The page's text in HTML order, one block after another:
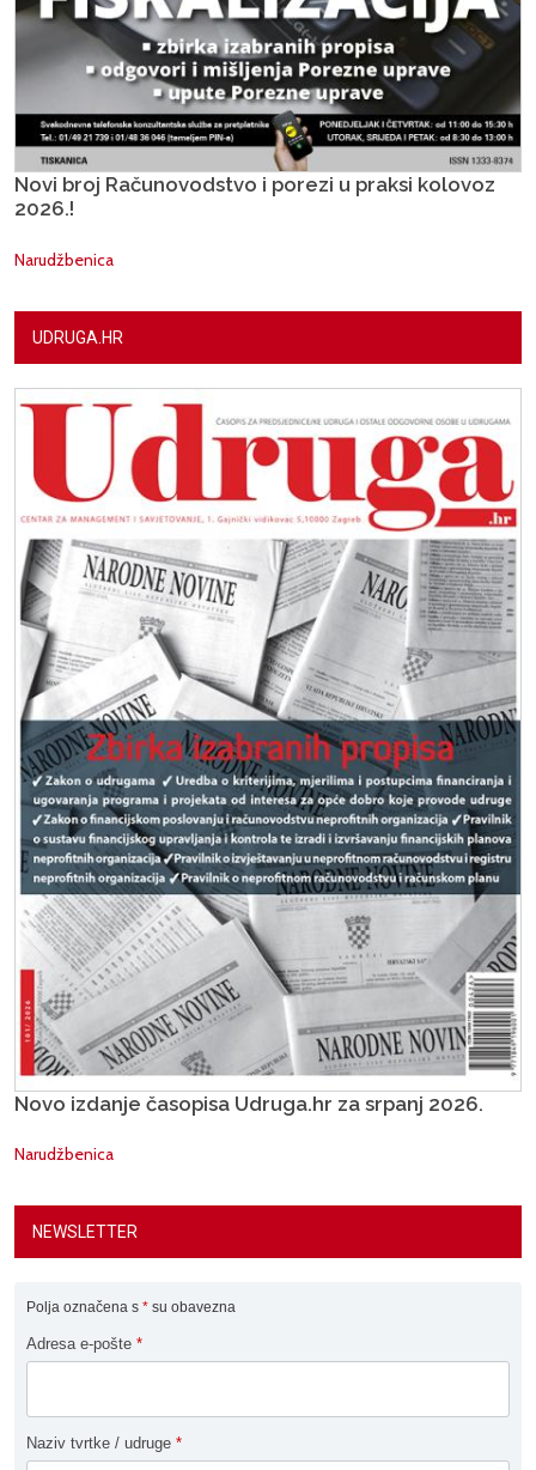
Novi broj Računovodstvo i porezi u praksi kolovoz
2026.!
Narudžbenica
UDRUGA.HR
Novo izdanje časopisa Udruga.hr za srpanj 2026.
Narudžbenica
NEWSLETTER
Polja označena s * su obavezna
Adresa e-pošte *
Naziv tvrtke / udruge *